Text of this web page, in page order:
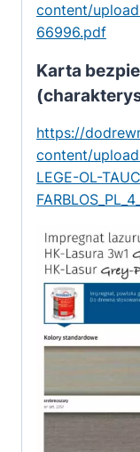
content/
66996.pdf
Karta
https://
content/
LEGE-OL-